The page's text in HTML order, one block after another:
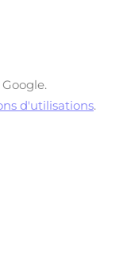
d'utilisations.